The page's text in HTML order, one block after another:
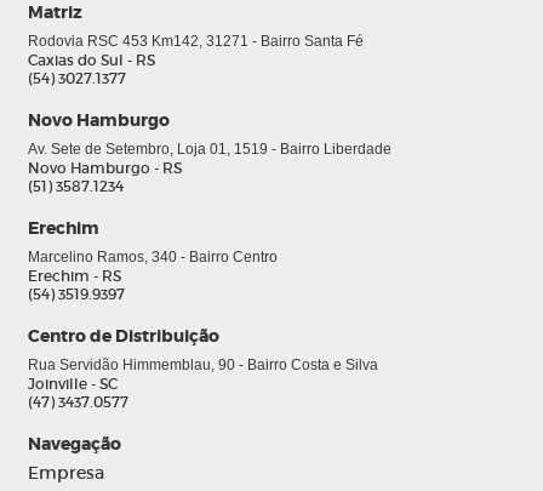
Matriz
Rodovia RSC 453 Km142, 31271 - Bairro Santa Fé
Caxias do Sul - RS
(54) 3027.1377
Novo Hamburgo
Av. Sete de Setembro, Loja 01, 1519 - Bairro Liberdade
Novo Hamburgo - RS
(51) 3587.1234
Erechim
Marcelino Ramos, 340 - Bairro Centro
Erechim - RS
(54) 3519.9397
Centro de Distribuição
Rua Servidão Himmemblau, 90 - Bairro Costa e Silva
Joinville - SC
(47) 3437.0577
Navegação
Empresa